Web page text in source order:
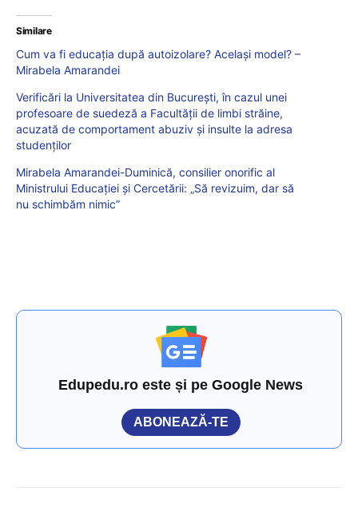
Similare
Cum va fi educația după autoizolare? Același model? –
Mirabela Amarandei
Verificări la Universitatea din București, în cazul unei
profesoare de suedeză a Facultății de limbi străine,
acuzată de comportament abuziv și insulte la adresa
studenților
Mirabela Amarandei-Duminică, consilier onorific al
Ministrului Educației și Cercetării: „Să revizuim, dar să
nu schimbăm nimic”
Edupedu.ro este și pe Google News
ABONEAZĂ-TE